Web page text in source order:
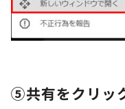
⑤共有をクリッ